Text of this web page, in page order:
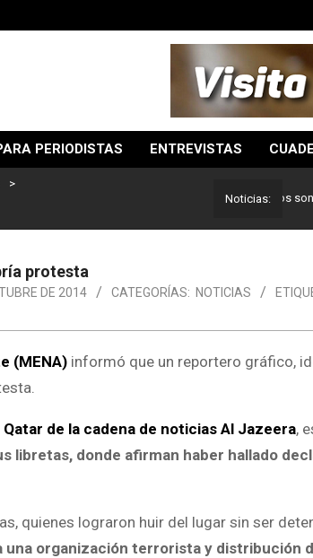
PERIODISTAS ENTREVISTAS
>
Noticias:
Lo mejor del periodismo: Estos son los
protesta
DE 2014 CATEGORÍAS: NOTICIAS
(MENA) informó que un reportero gráfico,
Qatar de la cadena de noticias Al Jazeera,
libretas, donde afirman haber hallado
quienes lograron huir del lugar sin ser
organización terrorista y distribución